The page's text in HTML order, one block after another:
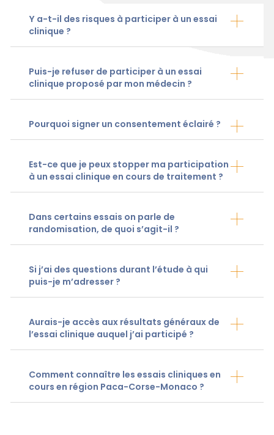
Y a-t-il des risques à participer à un essai
clinique ?
Puis-je refuser de participer à un essai
clinique proposé par mon médecin ?
Pourquoi signer un consentement éclairé ?
Est-ce que je peux stopper ma participation
à un essai clinique en cours de traitement ?
Dans certains essais on parle de
randomisation, de quoi s’agit-il ?
Si j’ai des questions durant l’étude à qui
puis-je m’adresser ?
Aurais-je accès aux résultats généraux de
l’essai clinique auquel j’ai participé ?
Comment connaître les essais cliniques en
cours en région Paca-Corse-Monaco ?